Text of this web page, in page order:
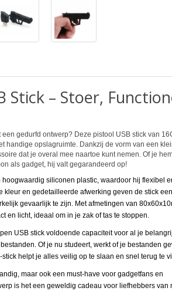
Stick – Stoer,
gedurfd ontwerp? Deze pistool USB stick van
handige opslagruimte. Dankzij de vorm van een
dat je overal mee naartoe kunt nemen. Of je
als gadget, hij valt gegarandeerd op!
hoogwaardig siliconen plastic, waardoor hij flexibel
kleur en gedetailleerde afwerking geven de stick een
gevaarlijk te zijn. Met afmetingen van
en licht, ideaal om in je zak of tas te stoppen.
USB stick voldoende capaciteit voor al je
Of je nu studeert, werkt of je bestanden
helpt je alles veilig op te slaan en snel terug te
maar ook een must-have voor gadgetfans en
is het een geweldig cadeau voor liefhebbers van